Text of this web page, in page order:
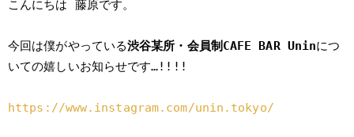
こんにちは 藤原です。
今回は僕がやっている渋谷某所・会員制CAFE BAR Uninにつ
いての嬉しいお知らせです…!!!!
https://www.instagram.com/unin.tokyo/